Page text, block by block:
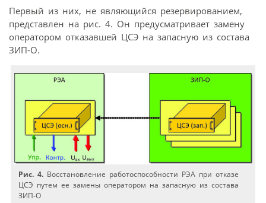
Первый из них, не являющийся резервированием,
представлен на рис. 4. Он предусматривает замену
оператором отказавшей ЦСЭ на запасную из состава
ЗИП-О.
Рис. 4. Восстановление работоспособности РЭА при отказе
ЦСЭ путем ее замены оператором на запасную из состава
ЗИП-О